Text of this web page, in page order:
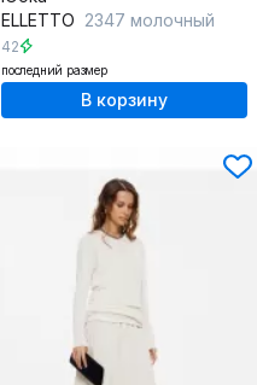
ELLETTO 2347 молочный
42
последний размер
В корзину